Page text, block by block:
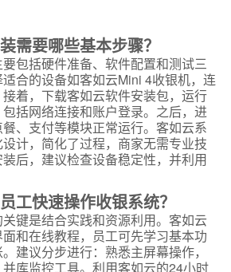
需要哪些基本步骤？
包括硬件准备、软件配置和测试三
合的设备如客如云Mini 4收银机，连
着，下载客如云软件安装包，运行
括网络连接和账户登录。之后，进
、支付等模块正常运行。客如云系
计，简化了过程，商家无需专业技
后，建议检查设备稳定性，并利用
工快速操作收银系统？
键是结合实践和资源利用。客如云
和在线教程，员工可先学习基本功
建议分步进行：熟悉主屏幕操作，
库监控工具。利用客如云的24小时